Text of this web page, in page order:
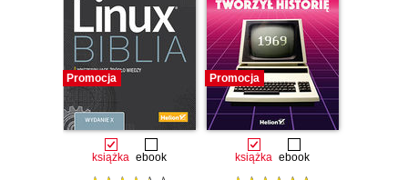
Promocja
książka ebook
Promocja
książka ebook